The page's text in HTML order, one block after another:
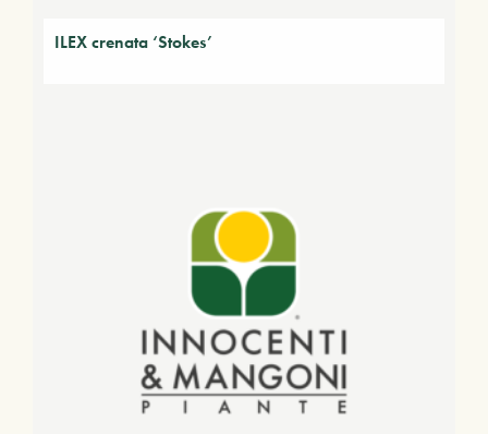
ILEX crenata ‘Stokes’